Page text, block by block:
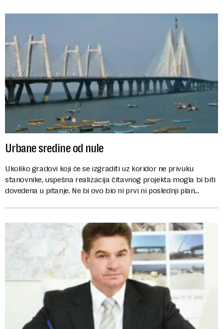
Urbane sredine od nule
Ukoliko gradovi koji će se izgraditi uz koridor ne privuku
stanovnike, uspešna realizacija čitavnog projekta mogla bi biti
dovedena u pitanje. Ne bi ovo bio ni prvi ni poslednji plan